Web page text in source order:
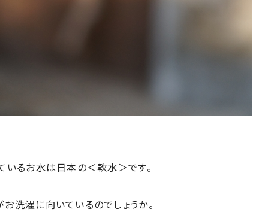
いるお水は日本の＜軟水＞です。
洗濯に向いているのでしょうか。